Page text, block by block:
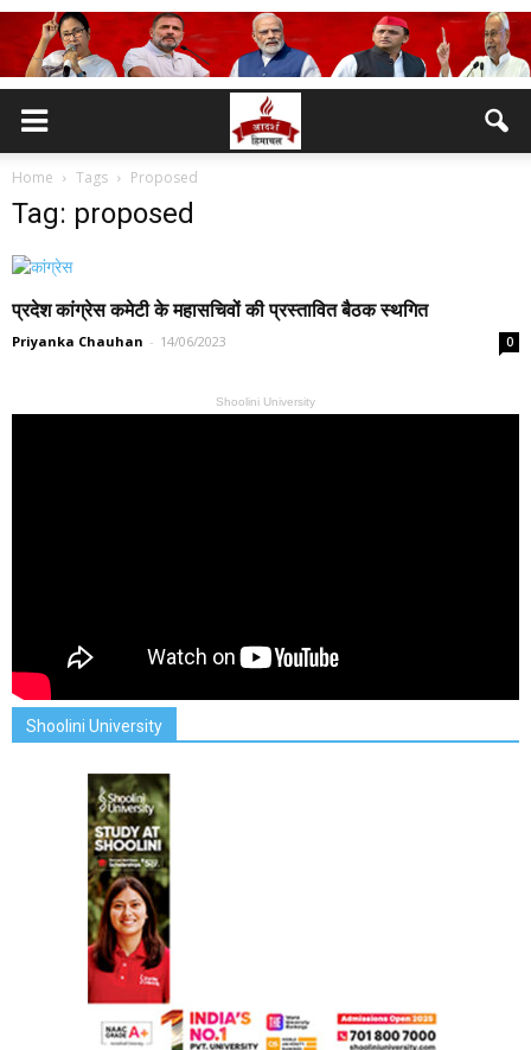
Home Tags Proposed
Tag: proposed
प्रदेश कांग्रेस कमेटी के महासचिवों की प्रस्तावित बैठक स्थगित
Priyanka Chauhan - 14/06/2023 0
Shoolini University
Shoolini University